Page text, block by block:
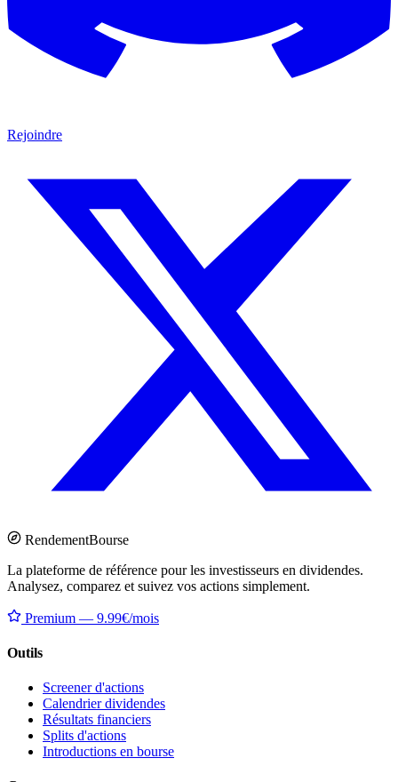
Rejoindre
RendementBourse
La plateforme de référence pour les investisseurs en dividendes.
Analysez, comparez et suivez vos actions simplement.
Premium — 9.99€/mois
Outils
Screener d'actions
Calendrier dividendes
Résultats financiers
Splits d'actions
Introductions en bourse